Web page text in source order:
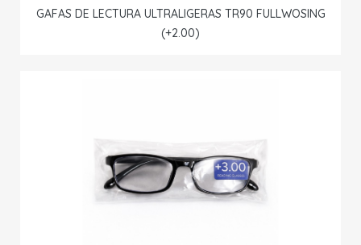
GAFAS DE LECTURA ULTRALIGERAS TR90 FULLWOSING
(+2.00)